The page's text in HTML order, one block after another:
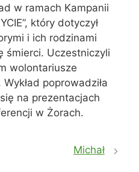
w ramach Kampanii
który dotyczył
i ich rodzinami
śmierci. Uczestniczyli
wolontariusze
poprowadziła
na prezentacjach
w Żorach.
Michał